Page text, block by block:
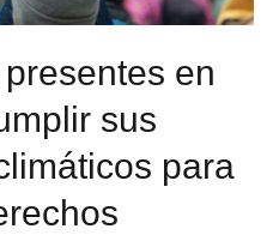
en
sus
para